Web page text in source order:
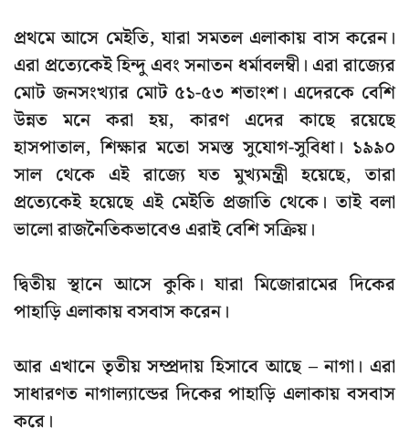
প্রথমে আসে মেইতি, যারা সমতল এলাকায় বাস করেন।
এরা প্রত্যেকেইহিন্দু এবং সনাতন ধর্মাবলম্বী। এরা রাজ্যের
মোট জনসংখ্যার মোট ৫১-৫৩ শতাংশ। এদেরকে বেশি
উন্নত মনে করা হয়, কারণ এদের কাছে রয়েছে
হাসপাতাল, শিক্ষার মতো সমস্ত সুযোগ-সুবিধা। ১৯৯০
সাল থেকে এই রাজ্যে যত মুখ্যমন্ত্রী হয়েছে, তারা
প্রত্যেকেই হয়েছে এই মেইতি প্রজাতি থেকে। তাই বলা
ভালো রাজনৈতিকভাবেও এরাই বেশি সক্রিয়।
দ্বিতীয় স্থানে আসে কুকি। যারা মিজোরামের দিকের
পাহাড়ি এলাকায় বসবাস করেন।
আর এখানে তৃতীয় সম্প্রদায় হিসাবে আছে – নাগা। এরা
সাধারণত নাগাল্যান্ডের দিকের পাহাড়ি এলাকায় বসবাস
করে।